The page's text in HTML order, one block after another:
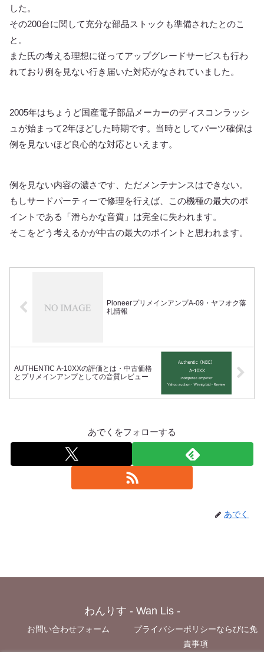
した。
その200台に関して充分な部品ストックも準備されたとのこ
と。
また氏の考える理想に従ってアップグレードサービスも行わ
れており例を見ない行き届いた対応がなされていました。
2005年はちょうど国産電子部品メーカーのディスコンラッシ
ュが始まって2年ほどした時期です。当時としてパーツ確保は
例を見ないほど良心的な対応といえます。
例を見ない内容の濃さです、ただメンテナンスはできない。
もしサードパーティーで修理を行えば、この機種の最大のポ
イントである「滑らかな音質」は完全に失われます。
そこをどう考えるかが中古の最大のポイントと思われます。
PioneerプリメインアンプA-09・ヤフオク落
札情報
AUTHENTIC A-10XXの評価とは・中古価格
とプリメインアンプとしての音質レビュー
あでくをフォローする
あでく
わんりす - Wan Lis -
お問い合わせフォーム
プライバシーポリシーならびに免
責事項